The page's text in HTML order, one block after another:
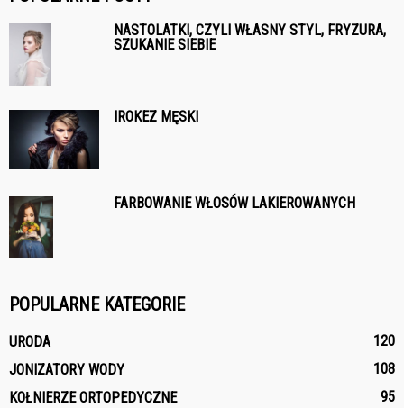
NASTOLATKI, CZYLI WŁASNY STYL, FRYZURA,
SZUKANIE SIEBIE
IROKEZ MĘSKI
FARBOWANIE WŁOSÓW LAKIEROWANYCH
POPULARNE KATEGORIE
URODA
120
JONIZATORY WODY
108
KOŁNIERZE ORTOPEDYCZNE
95